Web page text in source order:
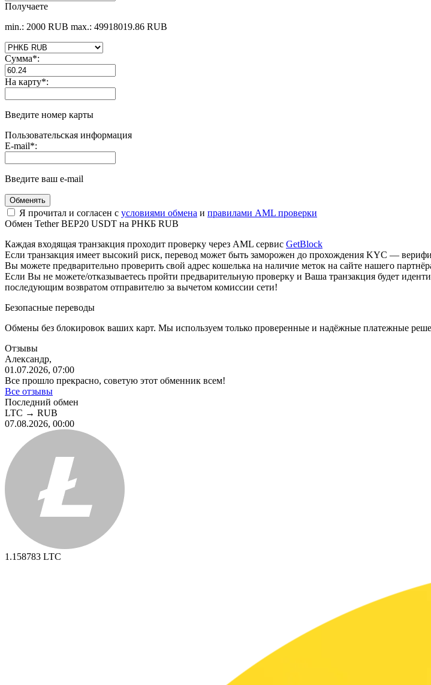
Получаете
min.: 2000 RUB max.: 49918019.86 RUB
Сумма*:
На карту*:
Введите номер карты
Пользовательская информация
E-mail*:
Введите ваш e-mail
Я прочитал и согласен с условиями обмена и правилами AML проверки
Обмен Tether BEP20 USDT на РНКБ RUB
Каждая входящая транзакция проходит проверку через AML сервис GetBlock
Если транзакция имеет высокий риск, перевод может быть заморожен до прохождения KYC —
Вы можете предварительно проверить свой адрес кошелька на наличие меток на сайте нашего
Eсли Вы не можете/отказываетесь пройти предварительную проверку и Ваша транзакция будет
последующим возвратом отправителю за вычетом комиссии сети!
Безопасные переводы
Обмены без блокировок ваших карт. Мы используем только проверенные и надёжные платежные
Отзывы
Александр,
01.07.2026, 07:00
Все прошло прекрасно, советую этот обменник всем!
Все отзывы
Последний обмен
LTC → RUB
07.08.2026, 00:00
1.158783 LTC